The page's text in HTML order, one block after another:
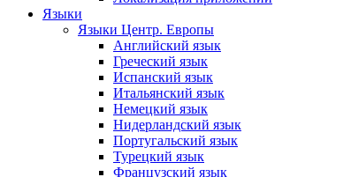
Языки
Языки Центр. Европы
Английский язык
Греческий язык
Испанский язык
Итальянский язык
Немецкий язык
Нидерландский язык
Португальский язык
Турецкий язык
Французский язык